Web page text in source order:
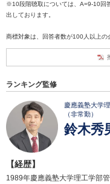
※10段階聴取については、A=9-10回
出しております。
商標対象は、回答者数が100人以上の
ランキング監修
慶應義塾大学
（非常勤）
鈴木秀
【経歴】
1989年慶應義塾大学理工学部管